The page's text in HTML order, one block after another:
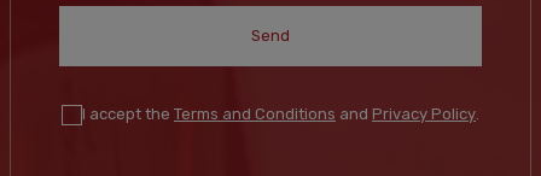
Send
I accept the Terms and Conditions and Privacy Policy.